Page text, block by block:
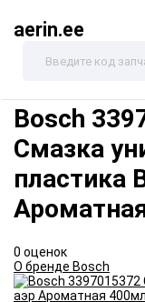
aerin.ee
Bosch
Смазка
пластика
0 оценок
О бренде Bosch